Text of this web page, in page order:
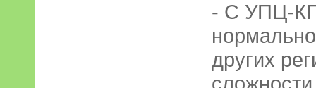
- С УПЦ-
других